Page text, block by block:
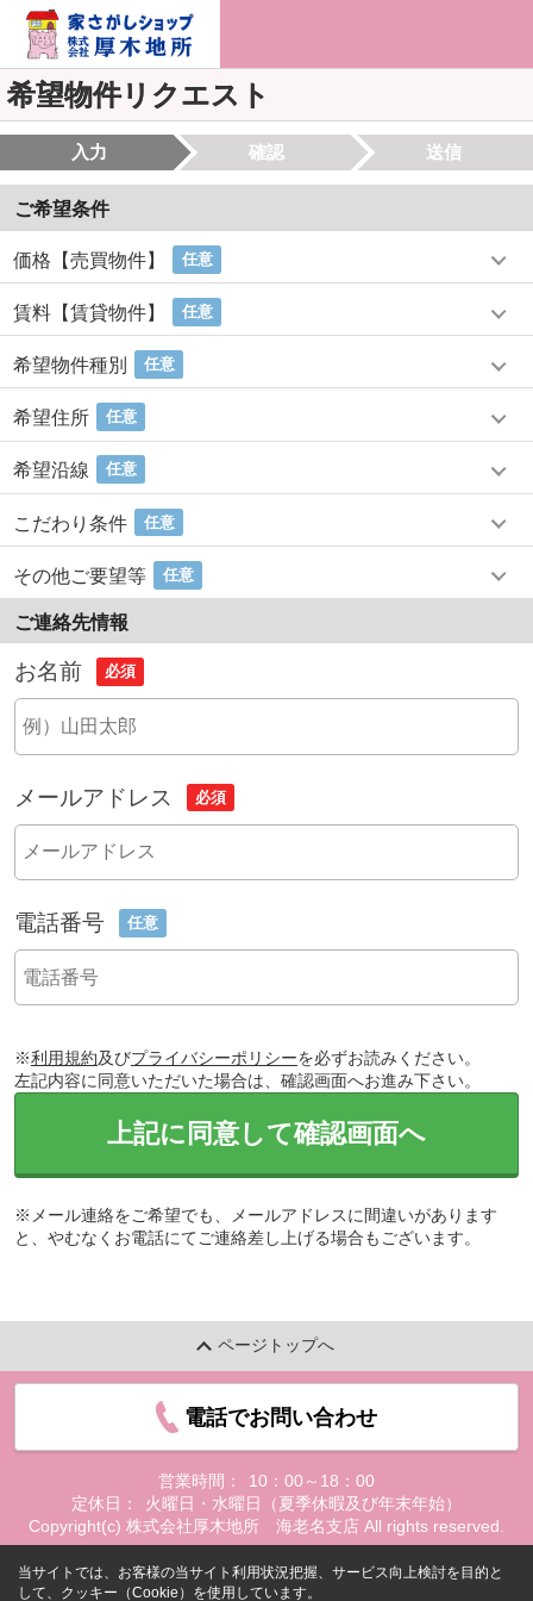
希望物件リクエスト
入力 確認 送信
ご希望条件
価格【売買物件】 任意
賃料【賃貸物件】 任意
希望物件種別 任意
希望住所 任意
希望沿線 任意
こだわり条件 任意
その他ご要望等 任意
ご連絡先情報
お名前 必須
メールアドレス 必須
電話番号 任意
※利用規約及びプライバシーポリシーを必ずお読みください。
左記内容に同意いただいた場合は、確認画面へお進み下さい。
上記に同意して確認画面へ
※メール連絡をご希望でも、メールアドレスに間違いがあります
と、やむなくお電話にてご連絡差し上げる場合もございます。
ページトップへ
電話でお問い合わせ
営業時間：
10：00～18：00
定休日：
火曜日・水曜日（夏季休暇及び年末年始）
Copyright(c) 株式会社厚木地所 海老名支店 All rights reserved.
当サイトでは、お客様の当サイト利用状況把握、サービス向上検討を目的と
して、クッキー（Cookie）を使用しています。